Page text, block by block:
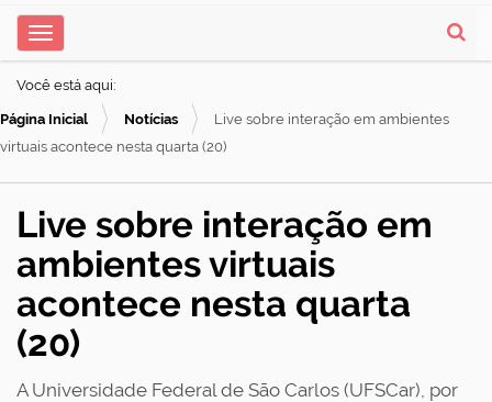
Busca
e
g
Toggle navigation
Você está aqui:
Página Inicial Notícias
Live sobre interação em ambientes
virtuais acontece nesta quarta (20)
Live sobre interação em
ambientes virtuais
acontece nesta quarta
(20)
A Universidade Federal de São Carlos (UFSCar), por